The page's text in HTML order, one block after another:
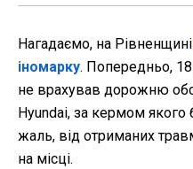
Нагадаємо, на Рівненщині
іномарку. Попередньо,
не врахував дорожню
Hyundai, за кермом якого
жаль, від отриманих
на місці.